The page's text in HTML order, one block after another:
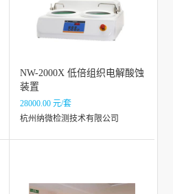
NW-2000X 低倍组织电解酸蚀
装置
28000.00 元/套
杭州纳微检测技术有限公司